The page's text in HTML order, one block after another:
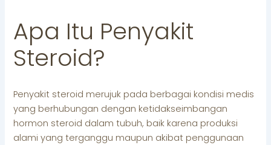
Apa Itu Penyakit
Steroid?
Penyakit steroid merujuk pada berbagai kondisi medis
yang berhubungan dengan ketidakseimbangan
hormon steroid dalam tubuh, baik karena produksi
alami yang terganggu maupun akibat penggunaan